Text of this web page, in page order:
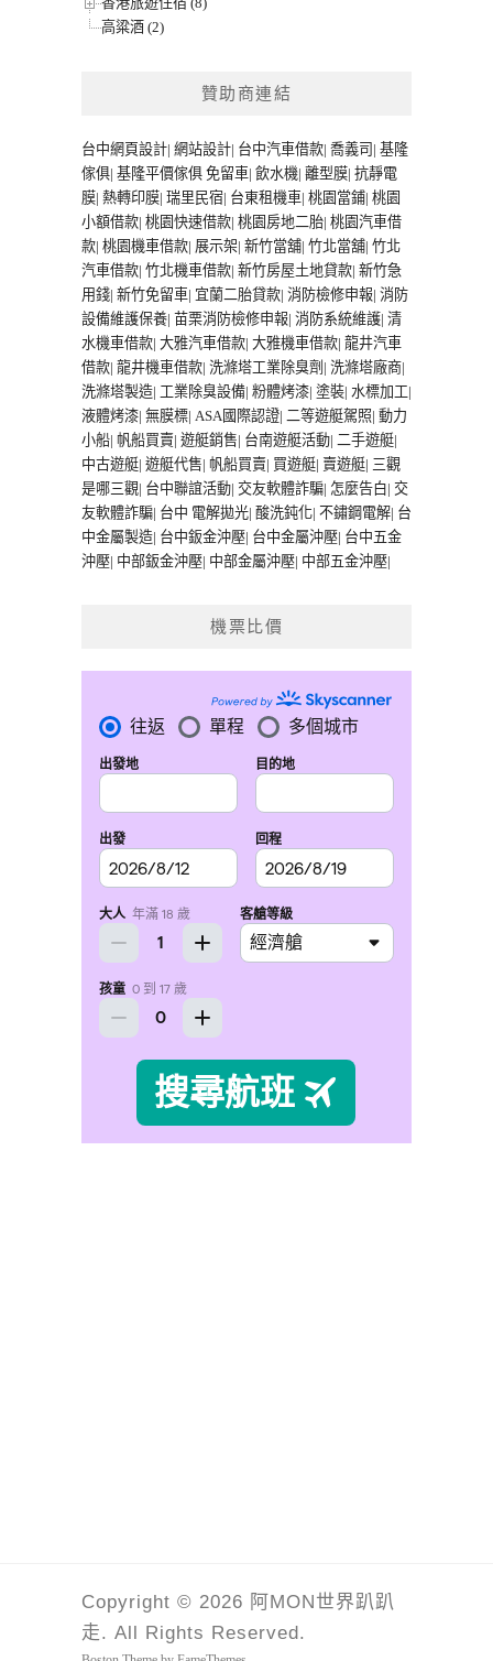
高粱酒 (2)
贊助商連結
台中網頁設計| 網站設計| 台中汽車借款| 喬義司 | 基隆
傢俱| 基隆平價傢俱 免留車| 飲水機| 離型膜| 抗靜電
膜| 熱轉印膜| 瑞里民宿| 台東租機車| 桃園當鋪| 桃園
小額借款| 桃園快速借款| 桃園房地二胎| 桃園汽車借
款| 桃園機車借款| 展示架| 新竹當舖| 竹北當舖| 竹北
汽車借款| 竹北機車借款| 新竹房屋土地貸款| 新竹急
用錢| 新竹免留車| 宜蘭二胎貸款| 消防檢修申報| 消防
設備維護保養| 苗栗消防檢修申報| 消防系統維護| 清
水機車借款| 大雅汽車借款| 大雅機車借款| 龍井汽車
借款| 龍井機車借款| 洗滌塔工業除臭劑 | 洗滌塔廠商|
洗滌塔製造| 工業除臭設備| 粉體烤漆| 塗裝| 水標加工|
液體烤漆| 無膜標| ASA國際認證| 二等遊艇駕照| 動力
小船| 帆船買賣| 遊艇銷售| 台南遊艇活動| 二手遊艇|
中古遊艇| 遊艇代售| 帆船買賣| 買遊艇| 賣遊艇| 三觀
是哪三觀| 台中聯誼活動| 交友軟體詐騙| 怎麼告白| 交
友軟體詐騙| 台中 電解拋光| 酸洗鈍化| 不鏽鋼電解| 台
中金屬製造| 台中鈑金沖壓| 台中金屬沖壓| 台中五金
沖壓| 中部鈑金沖壓| 中部金屬沖壓| 中部五金沖壓|
機票比價
Copyright © 2026 阿MON世界趴趴
走. All Rights Reserved.